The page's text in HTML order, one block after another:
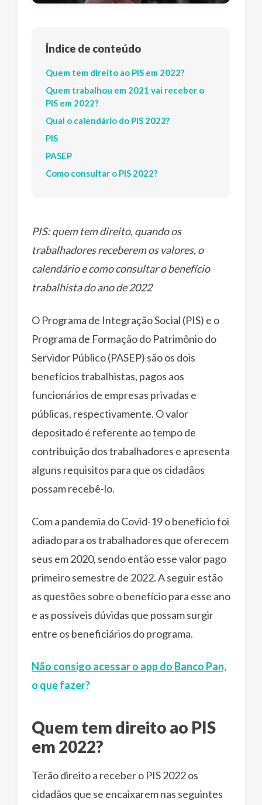
Índice de conteúdo
Quem tem direito ao PIS em 2022?
Quem trabalhou em 2021 vai receber o
PIS em 2022?
Qual o calendário do PIS 2022?
PIS
PASEP
Como consultar o PIS 2022?
PIS: quem tem direito, quando os
trabalhadores receberem os valores, o
calendário e como consultar o benefício
trabalhista do ano de 2022
O Programa de Integração Social (PIS) e o
Programa de Formação do Patrimônio do
Servidor Público (PASEP) são os dois
benefícios trabalhistas, pagos aos
funcionários de empresas privadas e
públicas, respectivamente. O valor
depositado é referente ao tempo de
contribuição dos trabalhadores e apresenta
alguns requisitos para que os cidadãos
possam recebê-lo.
Com a pandemia do Covid-19 o benefício foi
adiado para os trabalhadores que oferecem
seus em 2020, sendo então esse valor pago
primeiro semestre de 2022. A seguir estão
as questões sobre o benefício para esse ano
e as possíveis dúvidas que possam surgir
entre os beneficiários do programa.
Não consigo acessar o app do Banco Pan,
o que fazer?
Quem tem direito ao PIS
em 2022?
Terão direito a receber o PIS 2022 os
cidadãos que se encaixarem nas seguintes